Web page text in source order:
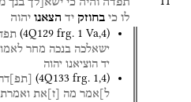
לו כי בחוזק יד הצאנו יהוה
(4Q129 frg. 1 Va,4)
ישאלכה בנכה מחר
יד הוציאנו יהוה
(4Q133 frg. 1,4) תפ
ל]אמר מה ז את ואמרת